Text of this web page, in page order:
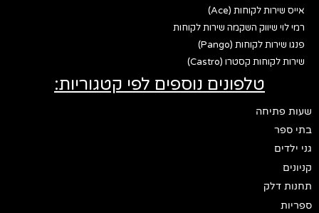
אייס שירות לקוחות (Ace)
רמי לוי שיווק השקמה שירות לקוחות
פנגו שירות לקוחות (Pango)
שירות לקוחות קסטרו (Castro)
טלפונים נוספים לפי קטגוריות:
שעות פתיחה
בתי ספר
גני ילדים
קניונים
תחנות דלק
ספריות